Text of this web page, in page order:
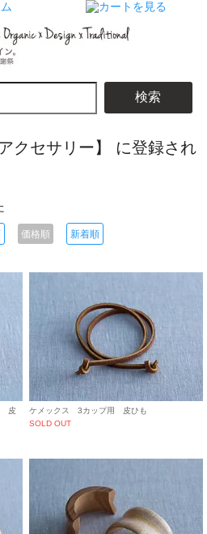
検索
クセサリー】 に登録され
価格順 新着順
皮
ケメックス 3カップ用 皮ひも
SOLD OUT